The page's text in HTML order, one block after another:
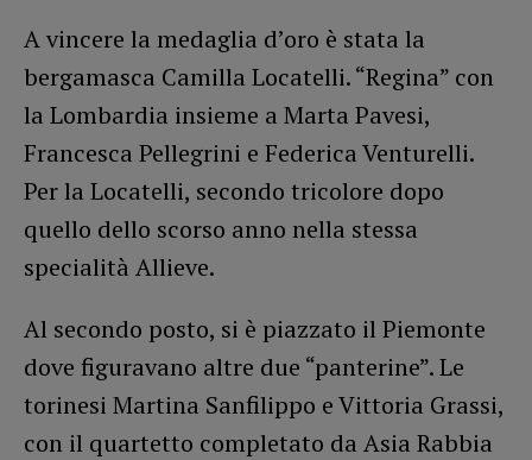
A vincere la medaglia d’oro è stata la
bergamasca Camilla Locatelli. “Regina” con
la Lombardia insieme a Marta Pavesi,
Francesca Pellegrini e Federica Venturelli.
Per la Locatelli, secondo tricolore dopo
quello dello scorso anno nella stessa
specialità Allieve.
Al secondo posto, si è piazzato il Piemonte
dove figuravano altre due “panterine”. Le
torinesi Martina Sanfilippo e Vittoria Grassi,
con il quartetto completato da Asia Rabbia